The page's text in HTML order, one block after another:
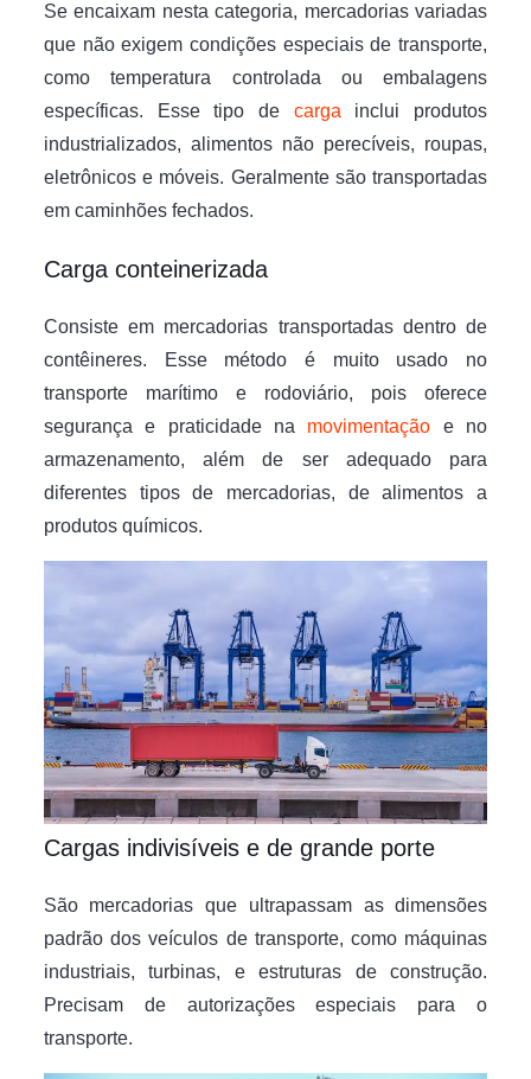
Se encaixam nesta categoria, mercadorias variadas
que não exigem condições especiais de transporte,
como temperatura controlada ou embalagens
específicas. Esse tipo de carga inclui produtos
industrializados, alimentos não perecíveis, roupas,
eletrônicos e móveis. Geralmente são transportadas
em caminhões fechados.
Carga conteinerizada
Consiste em mercadorias transportadas dentro de
contêineres. Esse método é muito usado no
transporte marítimo e rodoviário, pois oferece
segurança e praticidade na movimentação e no
armazenamento, além de ser adequado para
diferentes tipos de mercadorias, de alimentos a
produtos químicos.
Cargas indivisíveis e de grande porte
São mercadorias que ultrapassam as dimensões
padrão dos veículos de transporte, como máquinas
industriais, turbinas, e estruturas de construção.
Precisam de autorizações especiais para o
transporte.